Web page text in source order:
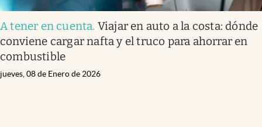
A tener en cuenta. Viajar en auto a la costa: dónde
conviene cargar nafta y el truco para ahorrar en
combustible
jueves, 08 de Enero de 2026